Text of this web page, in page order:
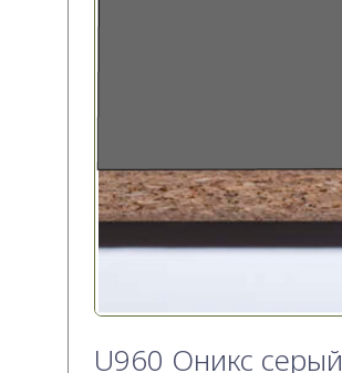
U960 Оникс серый